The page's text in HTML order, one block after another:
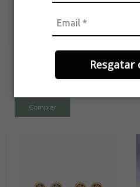
Resgatar
Brinco Meia Esfera Cravejada Mini